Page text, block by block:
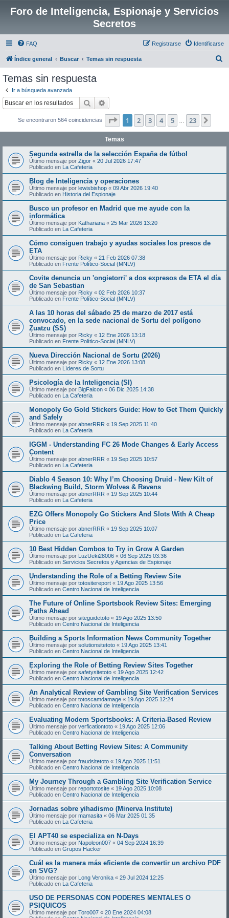
Foro de Inteligencia, Espionaje y Servicios
Secretos
FAQ Identificarse
Registrarse
Índice general Buscar Temas sin respuesta
Temas sin respuesta
Ir a búsqueda avanzada
Buscar
Se encontraron 564 coincidencias Página de 23
1 2 3 4 5 23
Temas
Segunda estrella de la selección España de fútbol
Último mensaje por Zigor « 20 Jul 2026 17:47
Publicado en La Cafeteria
Blog de Inteligencia y operaciones
Último mensaje por lewisbishop « 09 Abr 2026 19:40
Publicado en Historia del Espionaje
Busco un profesor en Madrid que me ayude con la
informática
Último mensaje por Kathariana « 25 Mar 2026 13:20
Publicado en La Cafeteria
Cómo consiguen trabajo y ayudas sociales los presos de
ETA
Último mensaje por Ricky « 21 Feb 2026 07:38
Publicado en Frente Político-Social (MNLV)
Covite denuncia un 'ongietorri' a dos expresos de ETA el día
de San Sebastian
Último mensaje por Ricky « 02 Feb 2026 10:37
Publicado en Frente Político-Social (MNLV)
A las 10 horas del sábado 25 de marzo de 2017 está
convocado, en la sede nacional de Sortu del polígono
Zuatzu (SS)
Último mensaje por Ricky « 12 Ene 2026 13:18
Publicado en Frente Político-Social (MNLV)
Nueva Dirección Nacional de Sortu (2026)
Último mensaje por Ricky « 12 Ene 2026 13:08
Publicado en Líderes de Sortu
Psicología de la Inteligencia (SI)
Último mensaje por BigFalcon « 06 Dic 2025 14:38
Publicado en La Cafeteria
Monopoly Go Gold Stickers Guide: How to Get Them Quickly
and Safely
Último mensaje por abnerRRR « 19 Sep 2025 11:40
Publicado en La Cafeteria
IGGM - Understanding FC 26 Mode Changes & Early Access
Content
Último mensaje por abnerRRR « 19 Sep 2025 10:57
Publicado en La Cafeteria
Diablo 4 Season 10: Why I’m Choosing Druid - New Kilt of
Blackwing Build, Storm Wolves & Ravens
Último mensaje por abnerRRR « 19 Sep 2025 10:44
Publicado en La Cafeteria
EZG Offers Monopoly Go Stickers And Slots With A Cheap
Price
Último mensaje por abnerRRR « 19 Sep 2025 10:07
Publicado en La Cafeteria
10 Best Hidden Combos to Try in Grow A Garden
Último mensaje por LuzUeki28006 « 06 Sep 2025 03:36
Publicado en Servicios Secretos y Agencias de Espionaje
Understanding the Role of a Betting Review Site
Último mensaje por totositereport « 19 Ago 2025 13:56
Publicado en Centro Nacional de Inteligencia
The Future of Online Sportsbook Review Sites: Emerging
Paths Ahead
Último mensaje por siteguidetoto « 19 Ago 2025 13:50
Publicado en Centro Nacional de Inteligencia
Building a Sports Information News Community Together
Último mensaje por solutionsitetoto « 19 Ago 2025 13:41
Publicado en Centro Nacional de Inteligencia
Exploring the Role of Betting Review Sites Together
Último mensaje por safetysitetoto « 19 Ago 2025 12:42
Publicado en Centro Nacional de Inteligencia
An Analytical Review of Gambling Site Verification Services
Último mensaje por totoscamdamage « 19 Ago 2025 12:24
Publicado en Centro Nacional de Inteligencia
Evaluating Modern Sportsbooks: A Criteria-Based Review
Último mensaje por verficationtoto « 19 Ago 2025 12:06
Publicado en Centro Nacional de Inteligencia
Talking About Betting Review Sites: A Community
Conversation
Último mensaje por fraudsitetoto « 19 Ago 2025 11:51
Publicado en Centro Nacional de Inteligencia
My Journey Through a Gambling Site Verification Service
Último mensaje por reportotosite « 19 Ago 2025 10:08
Publicado en Centro Nacional de Inteligencia
Jornadas sobre yihadismo (Minerva Institute)
Último mensaje por mamasita « 06 Mar 2025 01:35
Publicado en La Cafeteria
El APT40 se especializa en N-Days
Último mensaje por Napoleon007 « 04 Sep 2024 16:39
Publicado en Grupos Hacker
Cuál es la manera más eficiente de convertir un archivo PDF
en SVG?
Último mensaje por Long Veronika « 29 Jul 2024 12:25
Publicado en La Cafeteria
USO DE PERSONAS CON PODERES MENTALES O
PSIQUICOS
Último mensaje por Toro007 « 20 Ene 2024 04:08